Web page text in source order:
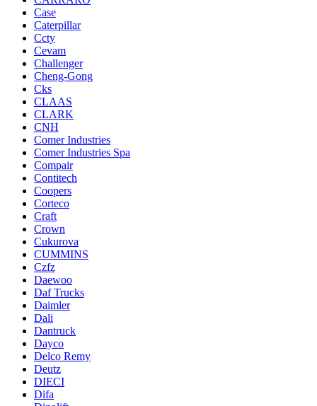
Case
Caterpillar
Ccty
Cevam
Challenger
Cheng-Gong
Cks
CLAAS
CLARK
CNH
Comer Industries
Comer Industries Spa
Compair
Contitech
Coopers
Corteco
Craft
Crown
Cukurova
CUMMINS
Czfz
Daewoo
Daf Trucks
Daimler
Dali
Dantruck
Dayco
Delco Remy
Deutz
DIECI
Difa